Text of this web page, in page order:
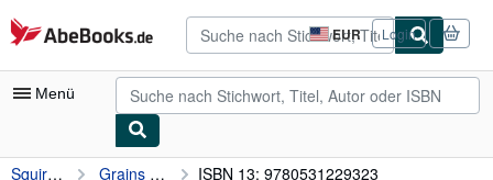
Zum Hauptinhalt
AbeBooks.de EUR
Seite
der
Einkaufseinstellungen.
Login
Menü
Nutzerkonto
Squire, Ann O. Grains and Cereals (a True Book: Farm to Table) ISBN 13: 9780531229323